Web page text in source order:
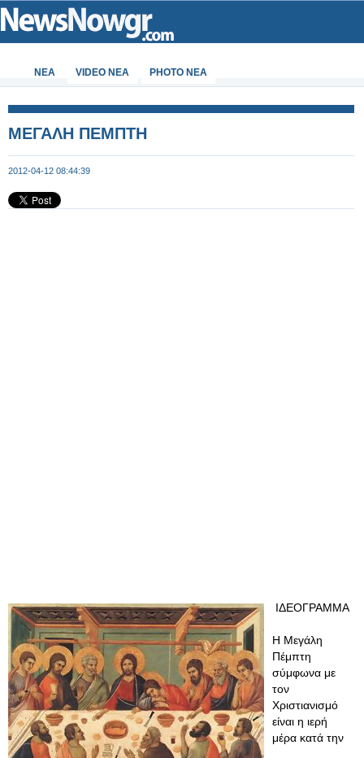
ΝΕΑ VIDEO NEA PHOTO NEA
ΜΕΓΑΛΗ ΠΕΜΠΤΗ
2012-04-12 08:44:39
ΙΔΕΟΓΡΑΜΜΑ
Η Μεγάλη
Πέμπτη
σύμφωνα με
τον
Χριστιανισμό
είναι η ιερή
μέρα κατά την